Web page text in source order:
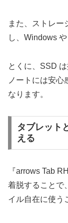
また、ストレー
し、Windows
とくに、SSD
ノートには安心
なります。
タブレット
える
『arrows Tab
着脱することで
イル自在に使う